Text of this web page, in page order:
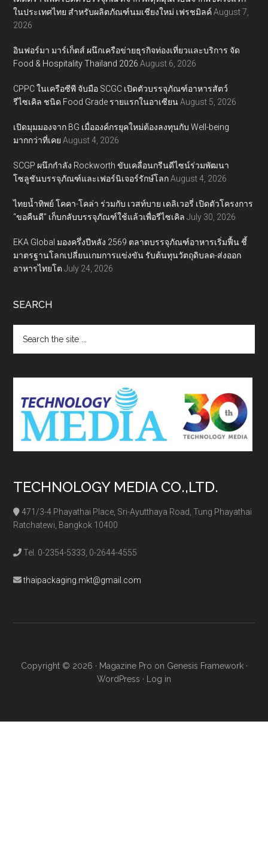
ในประเทศไทย สำหรับผลิตภัณฑ์นมเชียงใหม่ เฟรชมิลค์ August 7,
2026
อินฟอร์มา มาร์เก็ตส์ ผนึกเครือข่ายธุรกิจท่องเที่ยวและบริการ จัด
Food & Hospitality Thailand 2026 August 6, 2026
CPPC ในเครือซีพี จับมือ SCGC เปิดตัวบรรจุภัณฑ์อาหารสัตว์
รีไซเคิล ชนิด Food Grade รายแรกในอาเซียน August 5, 2026
เปิดมุมมองจาก BG เมื่อองค์กรยุคใหม่ต้องลงทุนกับ Well-being
มากกว่าที่เคย August 4, 2026
SCGP ผนึกกำลัง Rockworth ขับเคลื่อนกรีนดีไซน์ร่วมพัฒนา
โซลูชันบรรจุภัณฑ์และเฟอร์นิเจอร์รักษ์โลก August 4, 2026
ไทยน้ำทิพย์ โคคา-โคล่า ร่วมกับ เวสท์บาย เดลิเวอรี่ เปิดตัวโครงการ
“ขอคืนดี” เก็บกลับบรรจุภัณฑ์ใช้แล้วเพื่อรีไซเคิล July 30, 2026
EKA Global มองครึ่งปีหลัง 2569 ตลาดบรรจุภัณฑ์อาหารเริ่มฟื้น ชี้
มาตรฐานโลกเปลี่ยนเกมการแข่งขัน รับต้นทุนวัตถุดิบลด-ส่งออก
อาหารไทยโต July 24, 2026
SEARCH
the
TECHNOLOGY MEDIA CO.,LTD.
471/3-4 Phayathai Place, Sri-Ayutthaya Road, Tung Phayathai
Ratchatewi, Bangkok 10400
Tel. 0-2354-5333, 0-2644-4555
thaipackaging.mkt@gmail.com
Copyright © 2026 · Magazine Pro on Genesis Framework·
WordPress · Log in